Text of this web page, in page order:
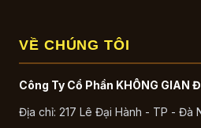
VỀ CHÚNG TÔI
Công Ty Cổ Phần KHÔNG GIAN
Địa chỉ: 217 Lê Đại Hành - TP - Đà